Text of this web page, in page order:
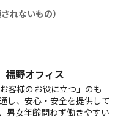
れないもの）
野オフィス
客様のお役に立つ」のも
し、安心・安全を提供して
男女年齢問わず働きやすい